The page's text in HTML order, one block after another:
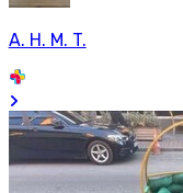
A. H. M. T.